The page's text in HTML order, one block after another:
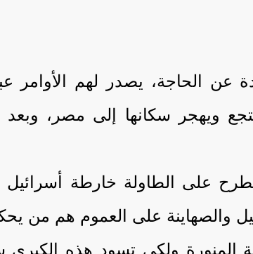
عن الحاجة، يصدر لهم الأوامر
ويهجر سكانها إلى مصر،
على الطاولة خارطة أسرائيل
والصهاينة على العموم هم من